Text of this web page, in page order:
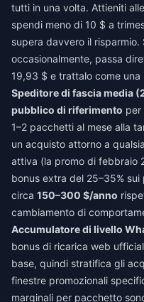
tutti in una volta. Attieniti
spendi meno di 10 $ a
supera davvero il
occasionalmente, passa
19,93 $ e trattalo come
Speditore di fascia media
pubblico di riferimento per
1–2 pacchetti al mese alla
un acquisto attorno a
attiva (la promo di febbraio
bonus extra del 25–35%
circa 150–300 $/anno
cambiamento di
Accumulatore di livello
bonus di ricarica web
base, quindi stratifica gli
finestre promozionali
marginali per pacchetto